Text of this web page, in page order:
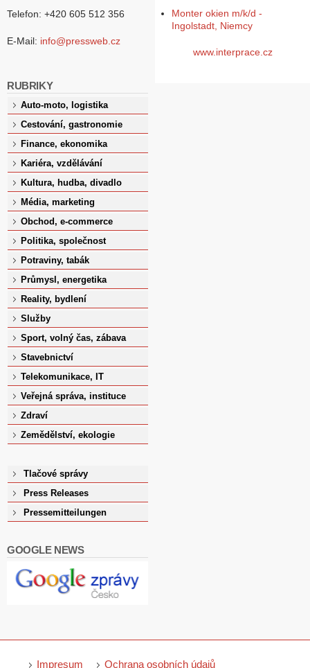
Telefon: +420 605 512 356
E-Mail: info@pressweb.cz
RUBRIKY
Auto-moto, logistika
Cestování, gastronomie
Finance, ekonomika
Kariéra, vzdělávání
Kultura, hudba, divadlo
Média, marketing
Obchod, e-commerce
Politika, společnost
Potraviny, tabák
Průmysl, energetika
Reality, bydlení
Služby
Sport, volný čas, zábava
Stavebnictví
Telekomunikace, IT
Veřejná správa, instituce
Zdraví
Zemědělství, ekologie
Tlačové správy
Press Releases
Pressemitteilungen
GOOGLE NEWS
Monter okien m/k/d -
Ingolstadt, Niemcy
www.interprace.cz
Impresum Ochrana osobních údajů